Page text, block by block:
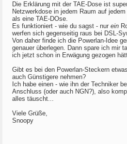
Die Erklärung mit der TAE-Dose ist
Netzwerkdose in jedem Raum auf
als eine TAE-DOse.
Es funktioniert - wie du sagst - nur ein
werfen sich gegenseitig raus bei DSL-
Von daher finde ich die Powerlan-Idee
genauer überlegen. Dann spare ich mir
ich jetzt schon in Erwägung gezogen
Gibt es bei den Powerlan-Steckern
auch Günstigere nehmen?
Ich habe einen - wie ihn der Techniker
Anschluss (oder auch NGN?), also
alles täuscht...
Viele Grüße,
Snoopy